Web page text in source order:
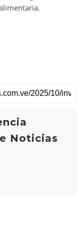
Noticias